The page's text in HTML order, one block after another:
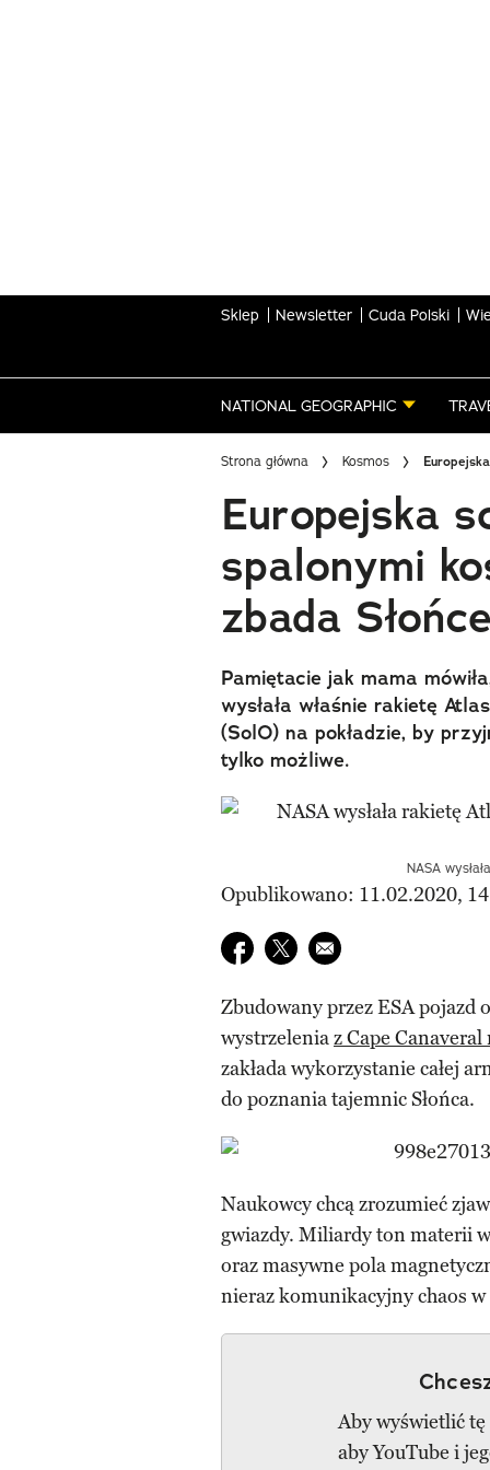
Sklep Newsletter Cuda Polski
NATIONAL GEOGRAPHIC
Strona główna Kosmos
Europejska
spalonymi
zbada
Pamiętacie jak mama
wysłała właśnie rakietę
(SolO) na pokładzie, by
tylko możliwe.
NASA
Opublikowano: 11.02.2020,
Udostępnij na facebook
Udostępnij na twitter
E-mail do przyjaciela
Zbudowany przez ESA pojazd
wystrzeleniaz Cape
zakłada wykorzystanie całej
do poznania tajemnic Słońca.
Naukowcy chcą zrozumieć
gwiazdy. Miliardy ton materii
oraz masywne pola
nieraz komunikacyjny chaos
Aby wyświetlić
aby YouTube i